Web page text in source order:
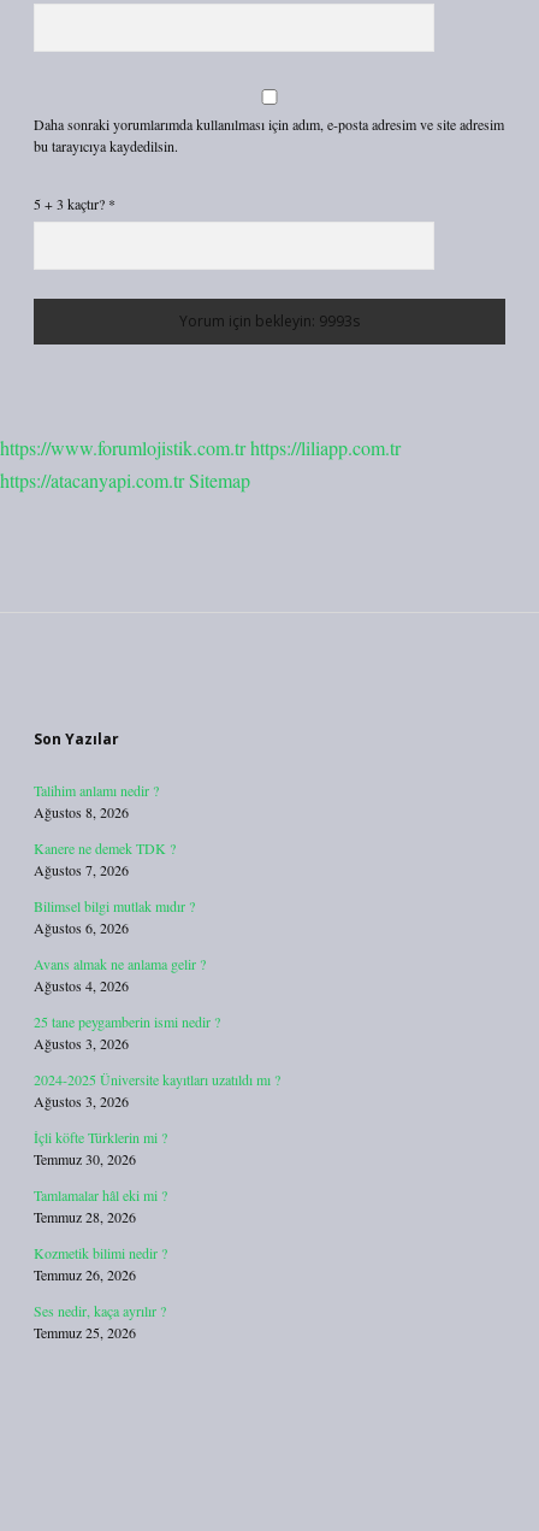
Daha sonraki yorumlarımda kullanılması için adım, e-posta adresim ve site adresim
bu tarayıcıya kaydedilsin.
5 + 3 kaçtır? *
https://www.forumlojistik.com.trhttps://liliapp.com.tr
https://atacanyapi.com.trSitemap
Son Yazılar
Talihim anlamı nedir ?
Ağustos 8, 2026
Kanere ne demek TDK ?
Ağustos 7, 2026
Bilimsel bilgi mutlak mıdır ?
Ağustos 6, 2026
Avans almak ne anlama gelir ?
Ağustos 4, 2026
25 tane peygamberin ismi nedir ?
Ağustos 3, 2026
2024-2025 Üniversite kayıtları uzatıldı mı ?
Ağustos 3, 2026
İçli köfte Türklerin mi ?
Temmuz 30, 2026
Tamlamalar hâl eki mi ?
Temmuz 28, 2026
Kozmetik bilimi nedir ?
Temmuz 26, 2026
Ses nedir, kaça ayrılır ?
Temmuz 25, 2026